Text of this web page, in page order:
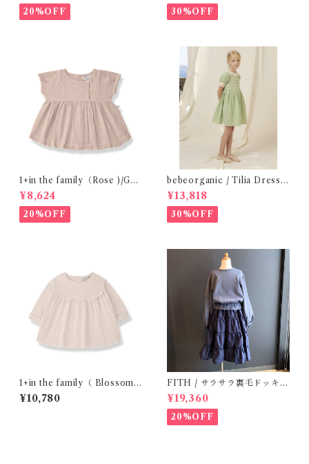
20%OFF 30%OFF
1+in the family（Rose )/GU
ALTA( 24-48m )
¥8,624
20%OFF
bebeorganic / Tilia Dress
Green Gingham (4-8y)
¥13,818
30%OFF
1+in the family（ Blossom
)/FINA( 12・24m )
¥10,780
FITH / サラサラ裏毛ドッキン
グOP ( BL / 140 )
¥19,360
20%OFF